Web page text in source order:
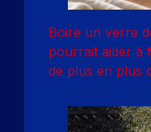
Boire un verre
pourrait aider à
de plus en plus